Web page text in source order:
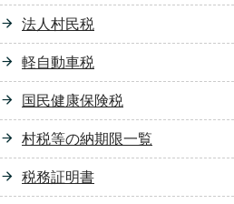
法人村民税
軽自動車税
国民健康保険税
村税等の納期限一覧
税務証明書